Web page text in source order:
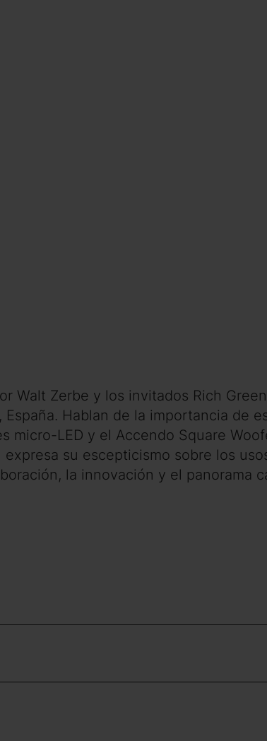
Walt Zerbe y los invitados Rich
Hablan de la importancia de
micro-LED y el Accendo Square
su escepticismo sobre los
la innovación y el panorama